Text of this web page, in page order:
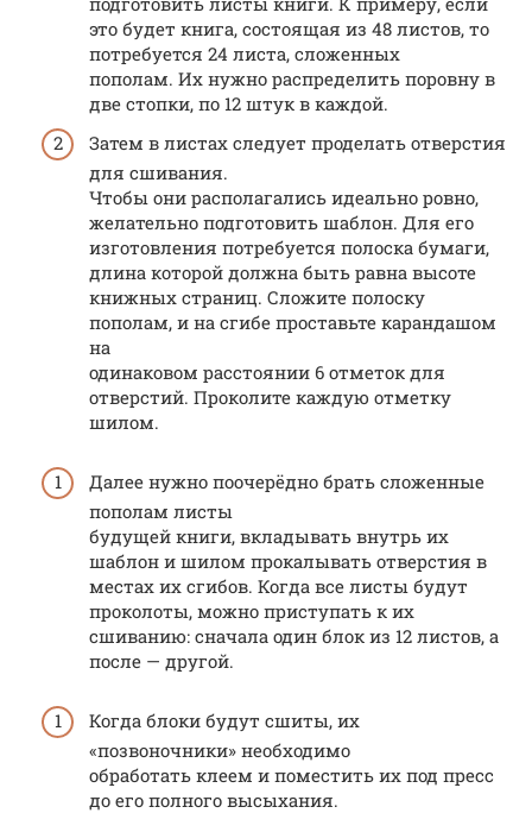
это будет книга, состоящая из 48 листов, то
потребуется 24 листа, сложенных
пополам. Их нужно распределить поровну в
две стопки, по 12 штук в каждой.
Затем в листах следует проделать отверстия
для сшивания.
Чтобы они располагались идеально ровно,
желательно подготовить шаблон. Для его
изготовления потребуется полоска бумаги,
длина которой должна быть равна высоте
книжных страниц. Сложите полоску
пополам, и на сгибе проставьте карандашом
на
одинаковом расстоянии 6 отметок для
отверстий. Проколите каждую отметку
шилом.
Далее нужно поочерёдно брать сложенные
пополам листы
будущей книги, вкладывать внутрь их
шаблон и шилом прокалывать отверстия в
местах их сгибов. Когда все листы будут
проколоты, можно приступать к их
сшиванию: сначала один блок из 12 листов, а
после — другой.
Когда блоки будут сшиты, их
«позвоночники» необходимо
обработать клеем и поместить их под пресс
до его полного высыхания.